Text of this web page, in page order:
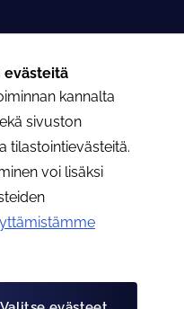
evästeitä
kannalta
sivuston
tilastointievästeitä.
voi lisäksi